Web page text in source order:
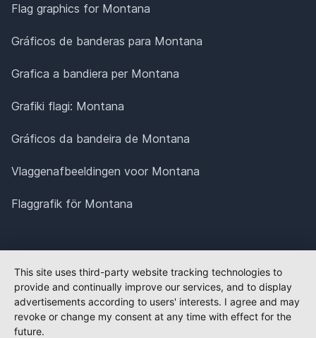
Flag graphics for Montana
Gráficos de banderas para Montana
Grafica a bandiera per Montana
Grafiki flagi: Montana
Gráficos da bandeira de Montana
Vlaggenafbeeldingen voor Montana
Flaggrafik för Montana
This site uses third-party website tracking technologies to
provide and continually improve our services, and to display
advertisements according to users' interests. I agree and may
revoke or change my consent at any time with effect for the
future.